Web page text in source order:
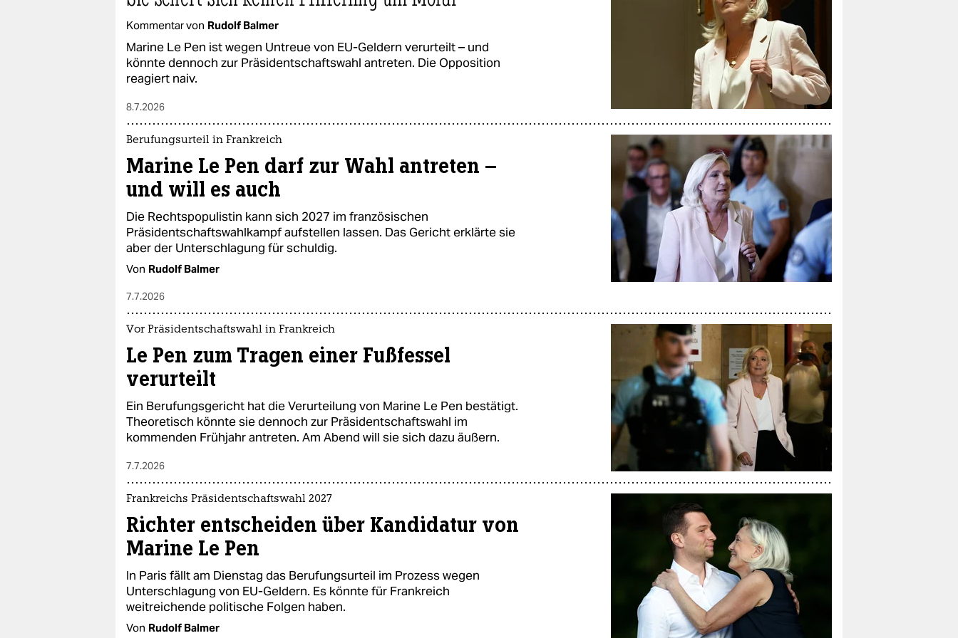
Kommentar von Rudolf Balmer
Marine Le Pen ist wegen Untreue von EU-Geldern verurteilt – und
könnte dennoch zur Präsidentschaftswahl antreten. Die Opposition
reagiert naiv.
8.7.2026
Berufungsurteil in Frankreich
Marine Le Pen darf zur Wahl antreten –
und will es auch
Die Rechtspopulistin kann sich 2027 im französischen
Präsidentschaftswahlkampf aufstellen lassen. Das Gericht erklärte sie
aber der Unterschlagung für schuldig.
Von Rudolf Balmer
7.7.2026
Vor Präsidentschaftswahl in Frankreich
Le Pen zum Tragen einer Fußfessel
verurteilt
Ein Berufungsgericht hat die Verurteilung von Marine Le Pen bestätigt.
Theoretisch könnte sie dennoch zur Präsidentschaftswahl im
kommenden Frühjahr antreten. Am Abend will sie sich dazu äußern.
7.7.2026
Frankreichs Präsidentschaftswahl 2027
Richter entscheiden über Kandidatur von
Marine Le Pen
In Paris fällt am Dienstag das Berufungsurteil im Prozess wegen
Unterschlagung von EU-Geldern. Es könnte für Frankreich
weitreichende politische Folgen haben.
Von Rudolf Balmer